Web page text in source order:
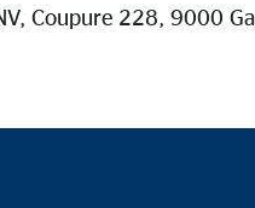
Coupure 228, 9000